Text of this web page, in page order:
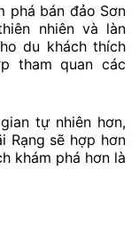
phá bán đảo Sơn
nhiên và làn
du khách thích
tham quan các
tự nhiên hơn,
Rạng sẽ hợp hơn
khám phá hơn là